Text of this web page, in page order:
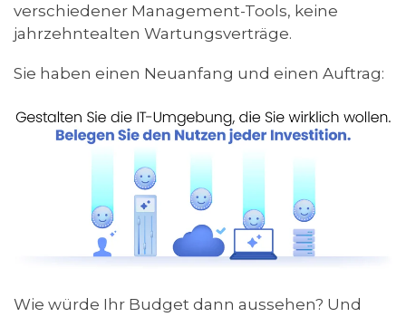
verschiedener Management-Tools, keine
jahrzehntealten Wartungsverträge.
Sie haben einen Neuanfang und einen Auftrag:
Wie würde Ihr Budget dann aussehen? Und